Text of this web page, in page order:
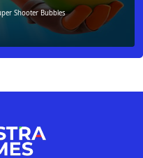
Shooter Bubbles